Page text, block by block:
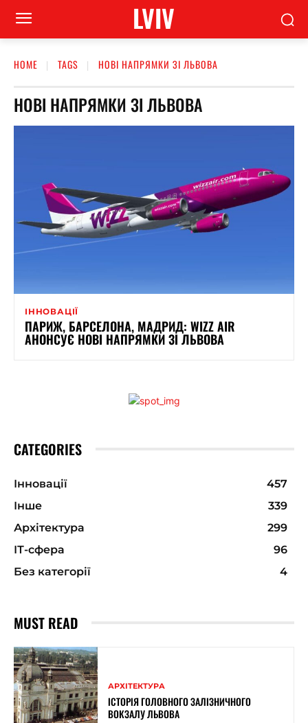
LVIV
HOME TAGS НОВІ НАПРЯМКИ ЗІ ЛЬВОВА
НОВІ НАПРЯМКИ ЗІ ЛЬВОВА
ІННОВАЦІЇ
ПАРИЖ, БАРСЕЛОНА, МАДРИД: WIZZ AIR
АНОНСУЄ НОВІ НАПРЯМКИ ЗІ ЛЬВОВА
CATEGORIES
Інновації
457
Інше
339
Архітектура
299
ІТ-сфера
96
Без категорії
4
MUST READ
АРХІТЕКТУРА
ІСТОРІЯ ГОЛОВНОГО ЗАЛІЗНИЧНОГО
ВОКЗАЛУ ЛЬВОВА